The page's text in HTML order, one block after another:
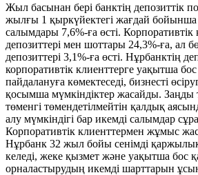
Жыл басынан бері банктің депозиттік
жылғы 1 қыркүйектегі жағдай бойынша
салымдары 7,6%-ға өсті. Корпоративтік
депозиттері мен шоттары 24,3%-ға, ал
депозиттері 3,1%-ға өсті. Нұрбанктің
корпоративтік клиенттерге уақытша
пайдалануға көмектеседі, бизнесті
қосымша мүмкіндіктер жасайды. Заңды
төменгі төмендетілмейтін қалдық
алу мүмкіндігі бар икемді салымдар
Корпоративтік клиенттермен жұмыс
Нұрбанк 32 жыл бойы сенімді
келеді, жеке қызмет және уақытша бос
орналастырудың икемді шарттарын